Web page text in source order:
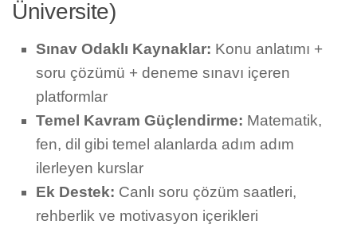
Üniversite)
Sınav Odaklı Kaynaklar: Konu anlatımı +
soru çözümü + deneme sınavı içeren
platformlar
Temel Kavram Güçlendirme: Matematik,
fen, dil gibi temel alanlarda adım adım
ilerleyen kurslar
Ek Destek: Canlı soru çözüm saatleri,
rehberlik ve motivasyon içerikleri